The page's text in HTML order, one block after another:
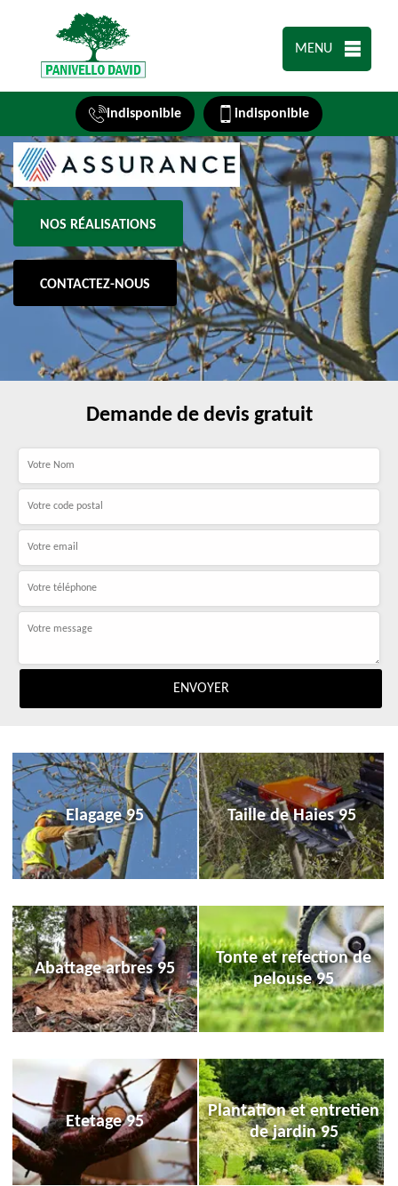
MENU
indisponible indisponible
NOS RÉALISATIONS
CONTACTEZ-NOUS
Demande de devis gratuit
Elagage 95 Taille de Haies 95
Abattage arbres 95
Tonte et refection de
pelouse 95
Etetage 95
Plantation et entretien
de jardin 95